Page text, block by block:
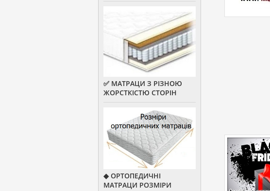
✅ МАТРАЦИ З РІЗНОЮ
ЖОРСТКІСТЮ СТОРІН
◆ ОРТОПЕДИЧНІ
МАТРАЦИ РОЗМІРИ